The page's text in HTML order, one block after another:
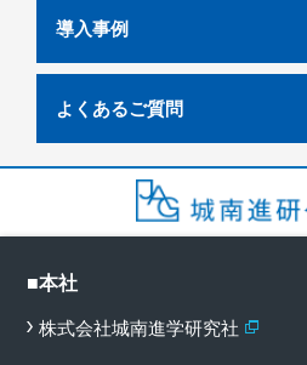
導入事例
よくあるご質問
■本社
株式会社城南進学研究社